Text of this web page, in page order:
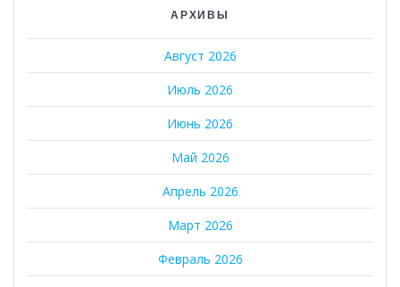
АРХИВЫ
Август 2026
Июль 2026
Июнь 2026
Май 2026
Апрель 2026
Март 2026
Февраль 2026